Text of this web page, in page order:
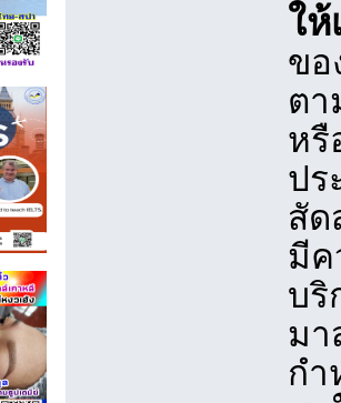
ใ
ขอ
ตา
หรื
ปร
สัด
มีค
บริ
มา
กำ